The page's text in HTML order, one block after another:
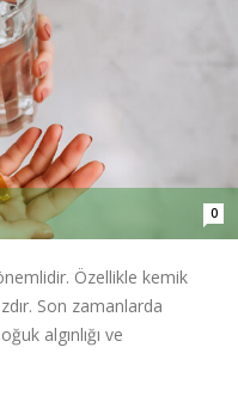
0
Özellikle kemik
Son zamanlarda
algınlığı ve